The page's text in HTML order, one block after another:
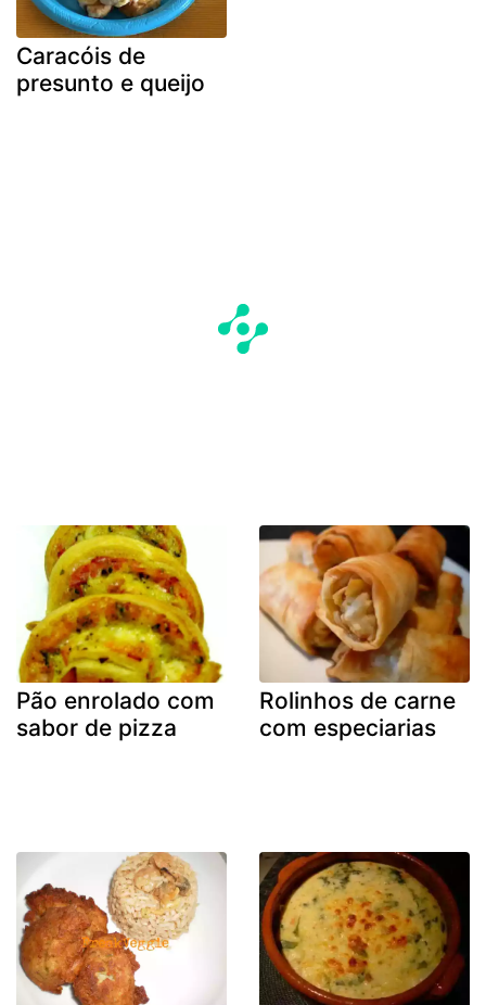
Caracóis de
presunto e queijo
Pão enrolado com
sabor de pizza
Rolinhos de carne
com especiarias